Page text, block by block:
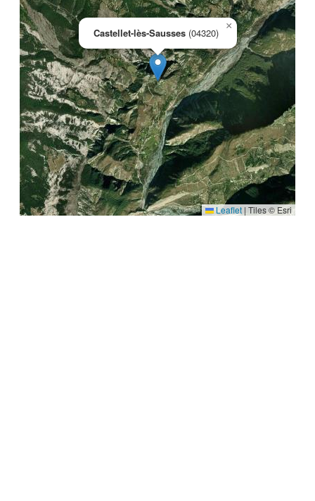
Castellet-lès-Sausses (04320)
×
Leaflet | Tiles © Esri